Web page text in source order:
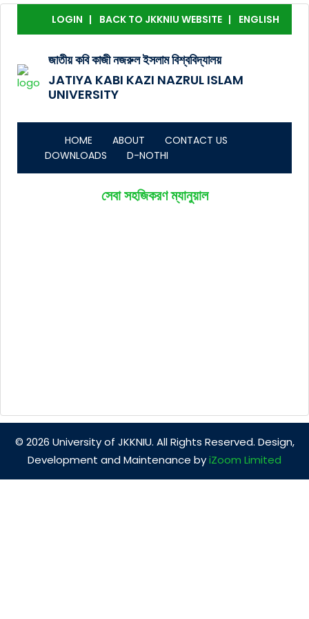
LOGIN BACK TO JKKNIU WEBSITE ENGLISH
জাতীয় কবি কাজী নজরুল ইসলাম বিশ্ববিদ্যালয়
JATIYA KABI KAZI NAZRUL ISLAM
UNIVERSITY
HOME ABOUT
CONTACT US
DOWNLOADS
D-NOTHI
সেবা সহজিকরণ ম্যানুয়াল
© 2026 University of JKKNIU. All Rights Reserved. Design,
Development and Maintenance byiZoom Limited